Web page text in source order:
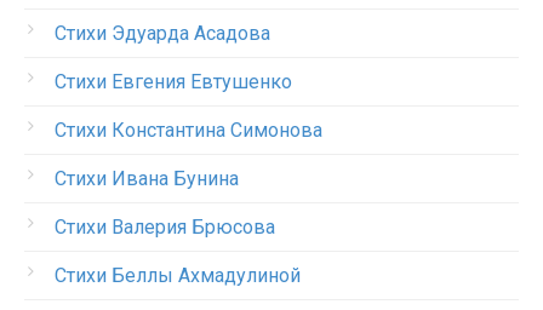
Стихи Эдуарда Асадова
Стихи Евгения Евтушенко
Стихи Константина Симонова
Стихи Ивана Бунина
Стихи Валерия Брюсова
Стихи Беллы Ахмадулиной